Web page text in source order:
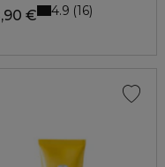
€ 4.9 16